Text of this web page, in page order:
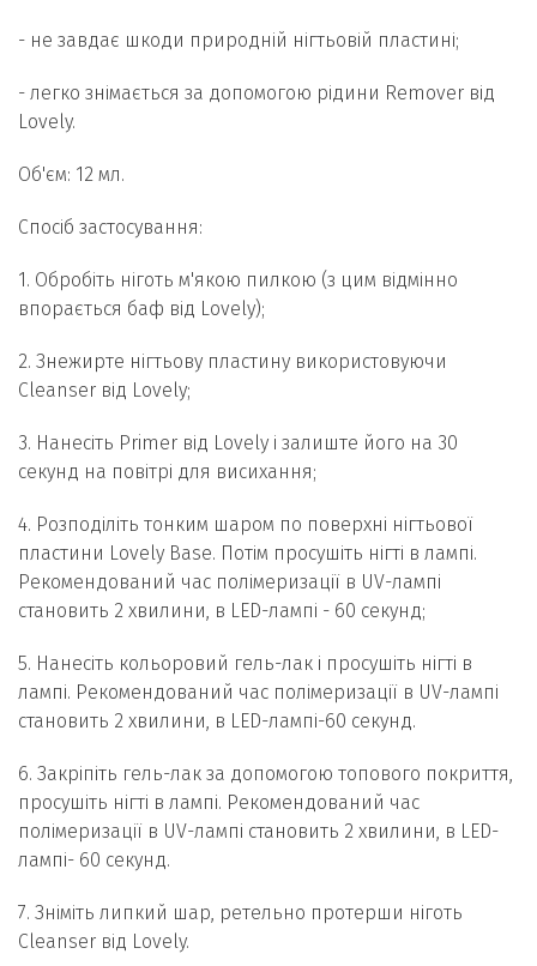
- не завдає шкоди природній нігтьовій пластині;
- легко знімається за допомогою рідини Remover від
Lovely.
Об'єм: 12 мл.
Спосіб застосування:
1. Обробіть ніготь м'якою пилкою (з цим відмінно
впорається баф від Lovely);
2. Знежирте нігтьову пластину використовуючи
Cleanser від Lovely;
3. Нанесіть Primer від Lovely і залиште його на 30
секунд на повітрі для висихання;
4. Розподіліть тонким шаром по поверхні нігтьової
пластини Lovely Base. Потім просушіть нігті в лампі.
Рекомендований час полімеризації в UV-лампі
становить 2 хвилини, в LED-лампі - 60 секунд;
5. Нанесіть кольоровий гель-лак і просушіть нігті в
лампі. Рекомендований час полімеризації в UV-лампі
становить 2 хвилини, в LED-лампі-60 секунд.
6. Закріпіть гель-лак за допомогою топового покриття,
просушіть нігті в лампі. Рекомендований час
полімеризації в UV-лампі становить 2 хвилини, в LED-
лампі- 60 секунд.
7. Зніміть липкий шар, ретельно протерши ніготь
Cleanser від Lovely.